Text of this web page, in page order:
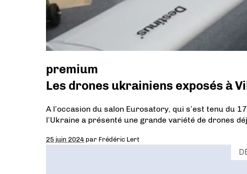
premium
Les drones ukrainiens exposés à
A l’occasion du salon Eurosatory, qui s’est tenu du
l’Ukraine a présenté une grande variété de drones
25 juin 2024 par Frédéric Lert